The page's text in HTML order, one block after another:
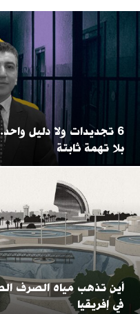
6 تجديدات ولا دليل
بلا تهمة ثابتة
أين تذهب مياه الصرف
في إفريقيا